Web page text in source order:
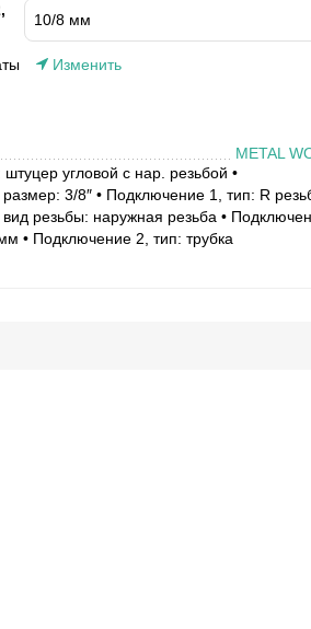
Изменить
METAL
угловой с нар. резьбой •
3/8″ • Подключение 1, тип: R
резьбы: наружная резьба •
• Подключение 2, тип: трубка